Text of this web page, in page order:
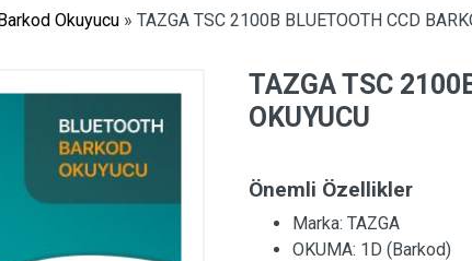
Okuyucu » TAZGA TSC 2100B BLUETOOTH CCD
TAZGA TSC
OKUYUCU
Önemli Özellikler
Marka: TAZGA
OKUMA: 1D (Barkod)